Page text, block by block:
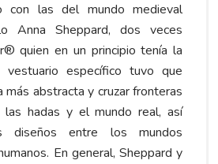
con las del mundo medieval
Anna Sheppard, dos veces
quien en un principio tenía la
específico tuvo que
más abstracta y cruzar fronteras
hadas y el mundo real, así
diseños entre los mundos
En general, Sheppard y